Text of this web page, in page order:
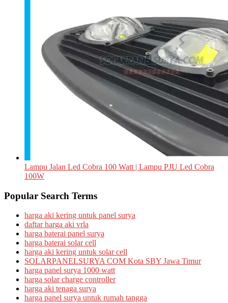
Lampu Jalan Led Cobra 100 Watt | Lampu PJU Led Cobra
100W
Popular Search Terms
harga aki kering untuk panel surya
daftar harga aki vrla
harga baterai panel surya
harga baterai solar cell
harga aki kering untuk solar cell
SOLARPANELSURYA COM Kota SBY Jawa Timur
harga panel surya 1000 watt
harga solar charge controller
harga aki tenaga surya
harga panel surya untuk rumah tangga